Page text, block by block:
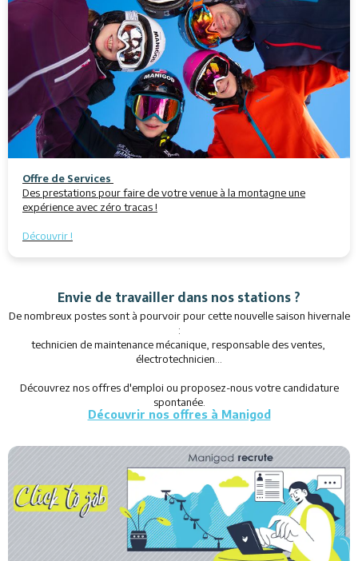
Offre de Services
Des prestations pour faire de votre venue à la montagne une
expérience avec zéro tracas !
Découvrir !
Envie de travailler dans nos stations ?
De nombreux postes sont à pourvoir pour cette nouvelle saison hivernale
:
technicien de maintenance mécanique, responsable des ventes,
électrotechnicien...
Découvrez nos offres d'emploi ou proposez-nous votre candidature
spontanée.
Découvrir nos offres à Manigod